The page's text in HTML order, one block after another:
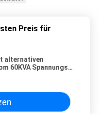
Preis für
alternativen
60KVA Spannungs-
Selbst